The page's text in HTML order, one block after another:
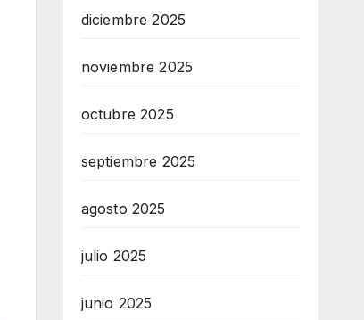
diciembre 2025
noviembre 2025
octubre 2025
septiembre 2025
agosto 2025
julio 2025
junio 2025